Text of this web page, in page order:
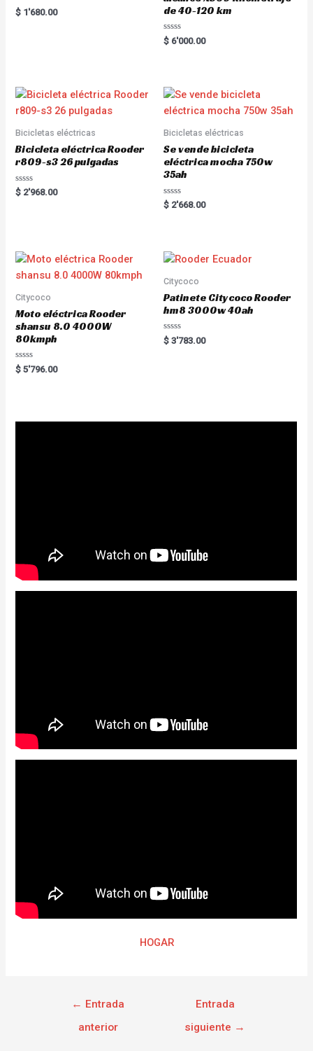
Rated
5.00
$ 1'680.00
de 40-120 km
R
a
o
u
t
o
5
$ 6'000.00
Bicicletas eléctricas
Bicicleta eléctrica Rooder
r809-s3 26 pulgadas
R
a
u
t
f
$ 2'968.00
Bicicletas eléctricas
Se vende bicicleta
eléctrica mocha 750w
35ah
R
a
o
u
o
f
5
$ 2'668.00
Citycoco
Moto eléctrica Rooder
shansu 8.0 4000W
80kmph
R
a
$ 5'796.00
Citycoco
Patinete Citycoco Rooder
hm8 3000w 40ah
R
a
f
$ 3'783.00
HOGAR
← Entrada
anterior
Entrada
siguiente →